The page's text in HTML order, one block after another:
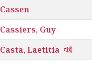
Cassen
Cassiers, Guy
Casta, Laetitia